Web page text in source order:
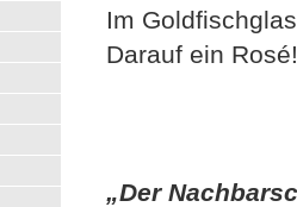
Im
Darauf ein
„Der